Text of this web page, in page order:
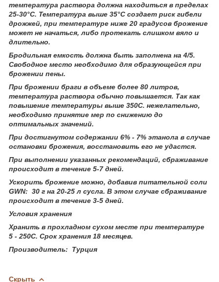
температура раствора должна находиться в пределах
25-30°C. Температура выше 35°C создает риск гибели
дрожжей, при температуре ниже 20 градусов брожение
может не начаться, либо протекать слишком вяло и
длительно.
Бродильная емкость должна быть заполнена на 4/5.
Свободное место необходимо для образующейся при
брожении пены.
При брожении браги в объеме более 80 литров,
температура раствора обычно повышается. Так как
повышение температуры выше 350С. нежелательно,
необходимо принятие мер по снижению до
оптимальных значений.
При достигнутом содержании 6% - 7% этанола в случае
остановки брожения, восстановить его не удастся.
При выполнении указанных рекомендаций, сбраживание
происходит в течение 5-7 дней.
Ускорить брожение можно, добавив питательной соли
GWN: 30 г на 20-25 л сусла. В этом случае сбраживание
происходит в течение 3-5 дней.
Условия хранения
Хранить в прохладном сухом месте при температуре
5 - 250С. Срок хранения 18 месяцев.
Производитель: Турция
Скрыть